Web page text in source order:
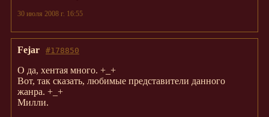
30 июля 2008 г. 16:55
#178850
Fejar
О да, хентая много. +_+
Вот, так сказать, любимые представители данного
жанра. +_+
Милли.